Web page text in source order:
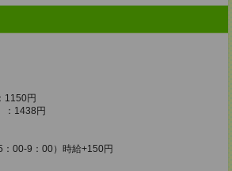
1150円
：1438円
：00-9：00）時給+150円